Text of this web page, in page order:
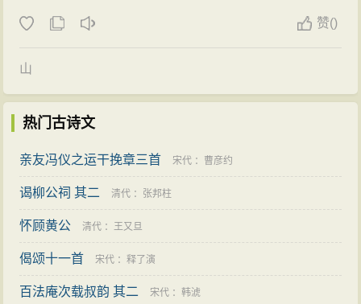
赞()
山
热门古诗文
亲友冯仪之运干挽章三首 宋代 ： 曹彦约
谒柳公祠 其二 清代 ： 张邦柱
怀顾黄公 清代 ：王又旦
偈颂十一首 宋代 ：释了演
百法庵次载叔韵 其二 宋代 ：韩淲